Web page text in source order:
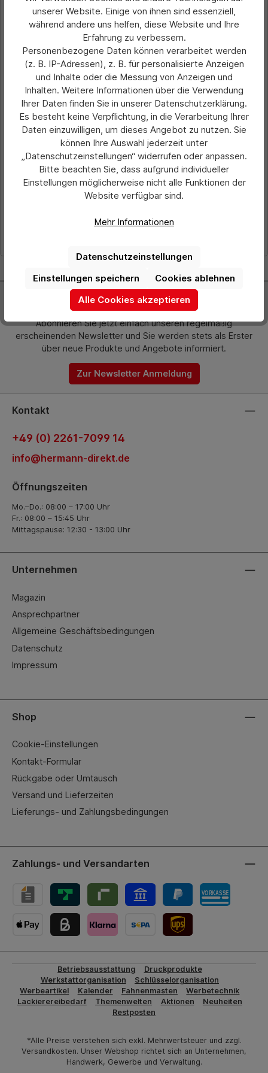
Durchschnittliche Bewertung von 0 von 5 Sternen
Rundballons
Ab654,60 €*
Preise exkl. MwSt. zzgl. Versandkosten
Details
Newsletter
Abonnieren Sie jetzt einfach unseren regelmäßig
erscheinenden Newsletter und Sie werden stets als Erster
über neue Produkte und Angebote informiert.
Zur Newsletter Anmeldung
Kontakt
+49 (0) 2261-7099 14
info@hermann-direkt.de
Öffnungszeiten
Mo.–Do.: 08:00 – 17:00 Uhr
Fr.: 08:00 – 15:45 Uhr
Mittagspause: 12:30 - 13:00 Uhr
Unternehmen
Magazin
Ansprechpartner
Allgemeine Geschäftsbedingungen
Datenschutz
Impressum
Shop
Cookie-Einstellungen
Kontakt-Formular
Rückgabe oder Umtausch
Versand und Lieferzeiten
Lieferungs- und Zahlungsbedingungen
Zahlungs- und Versandarten
Betriebsausstattung
Druckprodukte
Werkstattorganisation
Schlüsselorganisation
Werbeartikel
Kalender Fahnenmasten
Werbetechnik
Lackierereibedarf
Themenwelten Aktionen
Neuheiten
Restposten
*Alle Preise verstehen sich exkl. Mehrwertsteuer und zzgl.
Versandkosten. Unser Webshop richtet sich an Unternehmen,
Handwerk, Gewerbe und Verwaltung.
unserer Website. Einige von ihnen sind essenziell,
während andere uns helfen, diese Website und Ihre
Erfahrung zu verbessern.
Personenbezogene Daten können verarbeitet werden
(z. B. IP-Adressen), z. B. für personalisierte Anzeigen
und Inhalte oder die Messung von Anzeigen und
Inhalten. Weitere Informationen über die Verwendung
Ihrer Daten finden Sie in unserer Datenschutzerklärung.
Es besteht keine Verpflichtung, in die Verarbeitung Ihrer
Daten einzuwilligen, um dieses Angebot zu nutzen. Sie
können Ihre Auswahl jederzeit unter
„Datenschutzeinstellungen“ widerrufen oder anpassen.
Bitte beachten Sie, dass aufgrund individueller
Einstellungen möglicherweise nicht alle Funktionen der
Website verfügbar sind.
Mehr Informationen
Datenschutzeinstellungen
Cookies ablehnen
Einstellungen speichern
Alle Cookies akzeptieren